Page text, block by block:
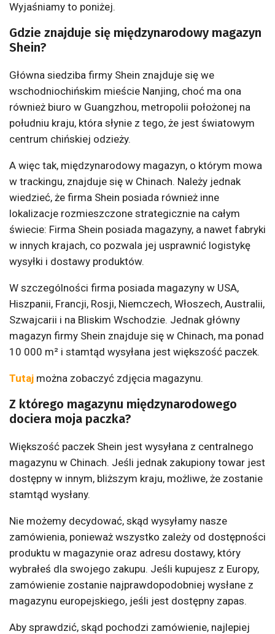
Wyjaśniamy to poniżej.
Gdzie znajduje się międzynarodowy magazyn
Shein?
Główna siedziba firmy Shein znajduje się we
wschodniochińskim mieście Nanjing, choć ma ona
również biuro w Guangzhou, metropolii położonej na
południu kraju, która słynie z tego, że jest światowym
centrum chińskiej odzieży.
A więc tak, międzynarodowy magazyn, o którym mowa
w trackingu, znajduje się w Chinach. Należy jednak
wiedzieć, że firma Shein posiada również inne
lokalizacje rozmieszczone strategicznie na całym
świecie: Firma Shein posiada magazyny, a nawet fabryki
w innych krajach, co pozwala jej usprawnić logistykę
wysyłki i dostawy produktów.
W szczególności firma posiada magazyny w USA,
Hiszpanii, Francji, Rosji, Niemczech, Włoszech, Australii,
Szwajcarii i na Bliskim Wschodzie. Jednak główny
magazyn firmy Shein znajduje się w Chinach, ma ponad
10 000 m² i stamtąd wysyłana jest większość paczek.
Tutaj można zobaczyć zdjęcia magazynu.
Z którego magazynu międzynarodowego
dociera moja paczka?
Większość paczek Shein jest wysyłana z centralnego
magazynu w Chinach. Jeśli jednak zakupiony towar jest
dostępny w innym, bliższym kraju, możliwe, że zostanie
stamtąd wysłany.
Nie możemy decydować, skąd wysyłamy nasze
zamówienia, ponieważ wszystko zależy od dostępności
produktu w magazynie oraz adresu dostawy, który
wybrałeś dla swojego zakupu. Jeśli kupujesz z Europy,
zamówienie zostanie najprawdopodobniej wysłane z
magazynu europejskiego, jeśli jest dostępny zapas.
Aby sprawdzić, skąd pochodzi zamówienie, najlepiej